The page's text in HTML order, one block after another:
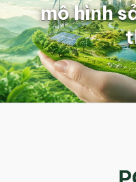
mô hình